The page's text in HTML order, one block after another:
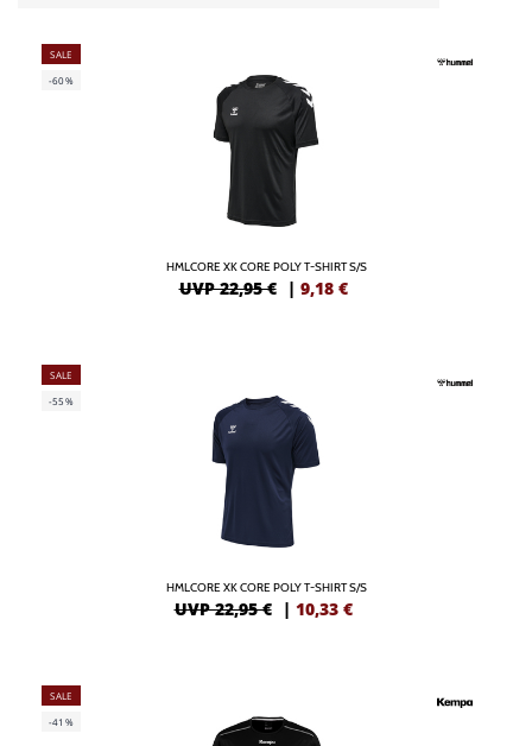
SALE
-60%
HMLCORE XK CORE POLY T-SHIRT S/S
UVP 22,95 € | 9,18 €
SALE
-55%
HMLCORE XK CORE POLY T-SHIRT S/S
UVP 22,95 € | 10,33 €
SALE
-41%